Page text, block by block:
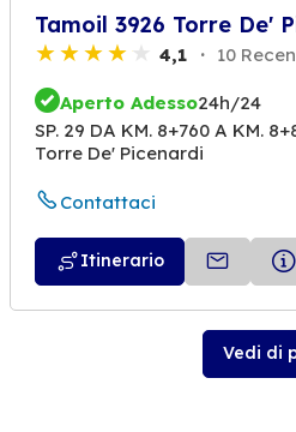
Tamoil 3926 Torre De'
4,1 10
Aperto Adesso24h/24
SP. 29 DA KM. 8+760 A KM.
Torre De' Picenardi
Contattaci
Itinerario
Vedi di